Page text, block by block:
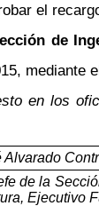
el
de
mediante
en los
Alvarado
de la
Ejecutivo